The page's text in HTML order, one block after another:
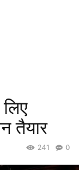
तैयार
0
241